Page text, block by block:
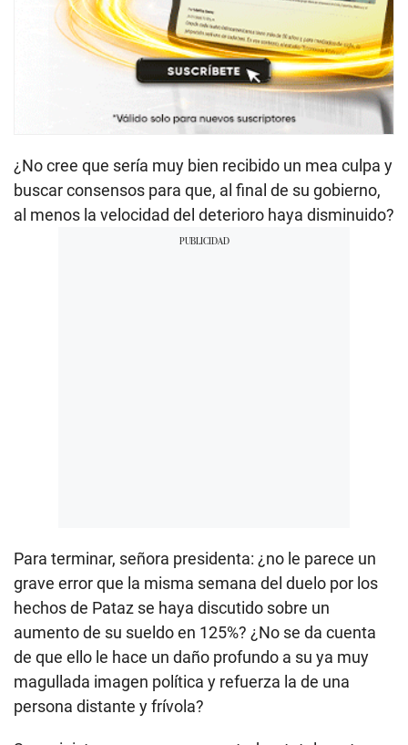
¿No cree que sería muy bien recibido un mea culpa y
buscar consensos para que, al final de su gobierno,
al menos la velocidad del deterioro haya disminuido?
Para terminar, señora presidenta: ¿no le parece un
grave error que la misma semana del duelo por los
hechos de Pataz se haya discutido sobre un
aumento de su sueldo en 125%? ¿No se da cuenta
de que ello le hace un daño profundo a su ya muy
magullada imagen política y refuerza la de una
persona distante y frívola?